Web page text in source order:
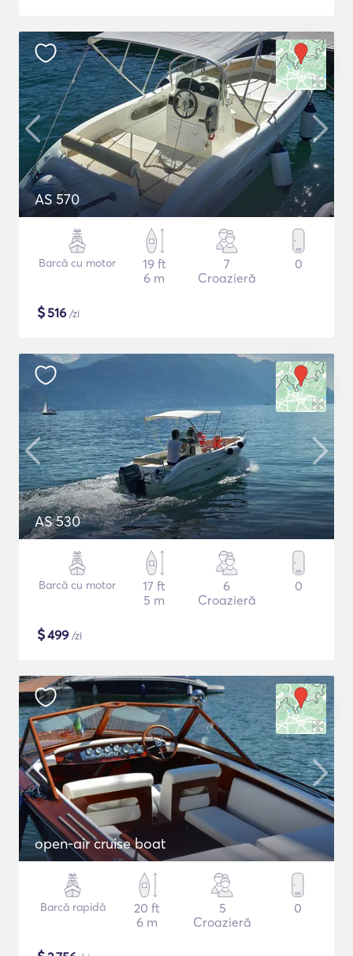
AS 570
Barcă cu motor
19 ft
6 m
7
Croazieră
0
$516 /zi
AS 530
Barcă cu motor
17 ft
5 m
6
Croazieră
0
$499 /zi
open-air cruise boat
Barcă rapidă
20 ft
6 m
5
Croazieră
0